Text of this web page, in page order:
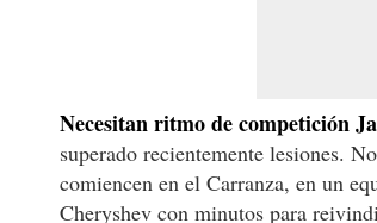
Necesitan ritmo de competición
superado recientemente lesiones.
comiencen en el Carranza, en un
Cheryshev con minutos para